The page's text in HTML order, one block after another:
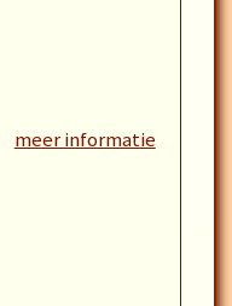
meer informatie